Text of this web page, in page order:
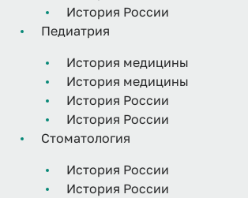
История России
Педиатрия
История медицины
История медицины
История России
История России
Стоматология
История России
История России